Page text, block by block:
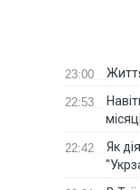
23:00
22:53
22:42
Як